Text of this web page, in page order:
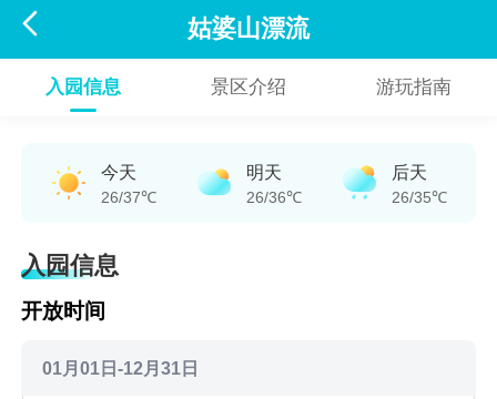
 姑婆山漂流
入园信息 景区介绍 游玩指南
今天
26/37℃
明天
26/36℃
后天
26/35℃
入园信息
开放时间
01月01日-12月31日